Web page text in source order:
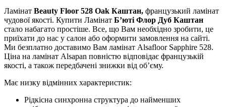
Ламінат Beauty Floor 528 Oak Каштан, французький ламінат
чудової якості. Купити Ламінат Б’юті Флор Дуб Каштан
стало набагато простіше. Все, що Вам необхідно зробити, це
приїхати до нас у салон або оформити замовлення на сайті.
Ми безплатно доставимо Вам ламінат Alsafloor Sapphire 528.
Ціна на ламінат Alsapan повністю відповідає французькій
якості, а також передбачені знижки від об’єму.
Має низку відмінних характеристик:
Рідкісна синхронна структура до найменших